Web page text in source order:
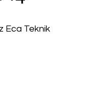
Eca Teknik